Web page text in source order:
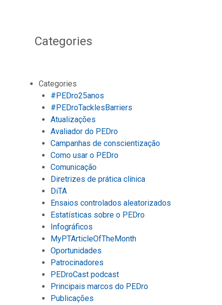
Categories
Categories
#PEDro25anos
#PEDroTacklesBarriers
Atualizações
Avaliador do PEDro
Campanhas de conscientização
Como usar o PEDro
Comunicação
Diretrizes de prática clínica
DiTA
Ensaios controlados aleatorizados
Estatísticas sobre o PEDro
Infográficos
MyPTArticleOfTheMonth
Oportunidades
Patrocinadores
PEDroCast podcast
Principais marcos do PEDro
Publicações